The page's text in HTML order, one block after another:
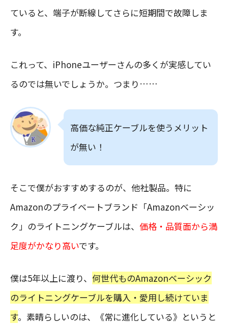
ていると、端子が断線してさらに短期間で故障しま
す。
これって、iPhoneユーザーさんの多くが実感してい
るのでは無いでしょうか。つまり……
高価な純正ケーブルを使うメリット
が無い！
そこで僕がおすすめするのが、他社製品。特に
Amazonのプライベートブランド「Amazonベーシッ
ク」のライトニングケーブルは、 価格・品質面から満
足度がかなり高いです。
僕は5年以上に渡り、 何世代ものAmazonベーシック
のライトニングケーブルを購入・愛用し続けていま
す。素晴らしいのは、《常に進化している》というと